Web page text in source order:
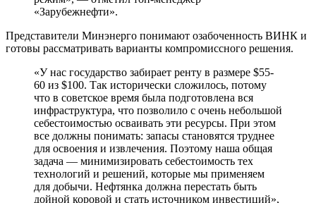
«Зарубежнефти».
Представители Минэнерго понимают озабоченность ВИНК и
готовы рассматривать варианты компромиссного решения.
«У нас государство забирает ренту в размере $55-
60 из $100. Так исторически сложилось, потому
что в советское время была подготовлена вся
инфраструктура, что позволило с очень небольшой
себестоимостью осваивать эти ресурсы. При этом
все должны понимать: запасы становятся труднее
для освоения и извлечения. Поэтому наша общая
задача — минимизировать себестоимость тех
технологий и решений, которые мы применяем
для добычи. Нефтянка должна перестать быть
дойной коровой и стать источником инвестиций»,